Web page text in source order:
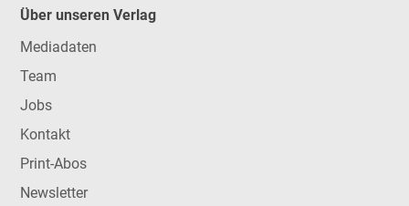
Über unseren Verlag
Mediadaten
Team
Jobs
Kontakt
Print-Abos
Newsletter